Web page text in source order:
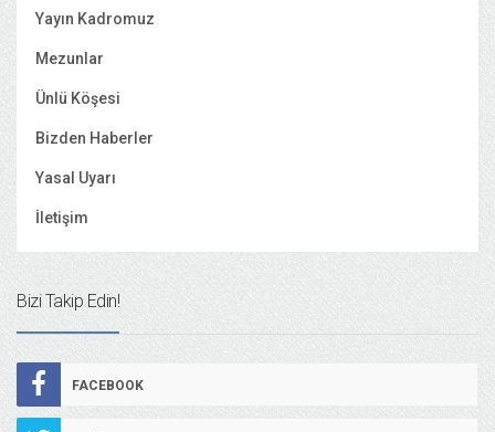
Yayın Kadromuz
Mezunlar
Ünlü Köşesi
Bizden Haberler
Yasal Uyarı
İletişim
Bizi Takip Edin!
FACEBOOK